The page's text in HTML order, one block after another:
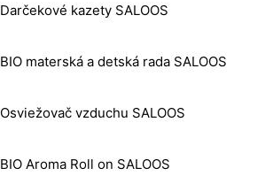
Darčekové kazety SALOOS
BIO materská a detská rada SALOOS
Osviežovač vzduchu SALOOS
BIO Aroma Roll on SALOOS